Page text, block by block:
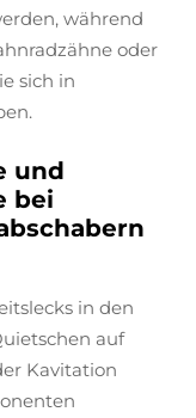
während
oder
sich in
und
bei
in den
auf
Kavitation